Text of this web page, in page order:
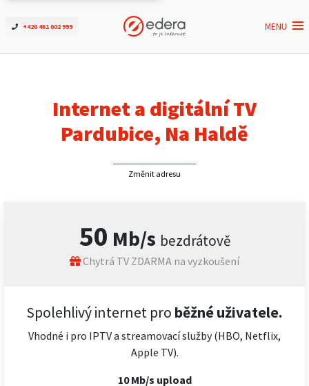
+420 461 002 999 MENU
Ověřit dostupnost
ČEZNET TV
Kontakt
Internet a digitální TV
Pardubice, Na Haldě
Změnit adresu
50 Mb/s bezdrátově
Chytrá TV ZDARMA na vyzkoušení
Spolehlivý internet pro běžné uživatele.
Vhodné i pro IPTV a streamovací služby (HBO, Netflix,
Apple TV).
10 Mb/s upload